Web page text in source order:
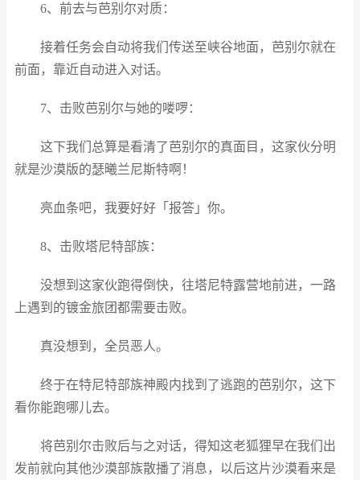
6、前去与芭别尔对质：
接着任务会自动将我们传送至峡谷地面，芭别尔就在
前面，靠近自动进入对话。
7、击败芭别尔与她的喽啰：
这下我们总算是看清了芭别尔的真面目，这家伙分明
就是沙漠版的瑟曦兰尼斯特啊！
亮血条吧，我要好好「报答」你。
8、击败塔尼特部族：
没想到这家伙跑得倒快，往塔尼特露营地前进，一路
上遇到的镀金旅团都需要击败。
真没想到，全员恶人。
终于在特尼特部族神殿内找到了逃跑的芭别尔，这下
看你能跑哪儿去。
将芭别尔击败后与之对话，得知这老狐狸早在我们出
发前就向其他沙漠部族散播了消息，以后这片沙漠看来是